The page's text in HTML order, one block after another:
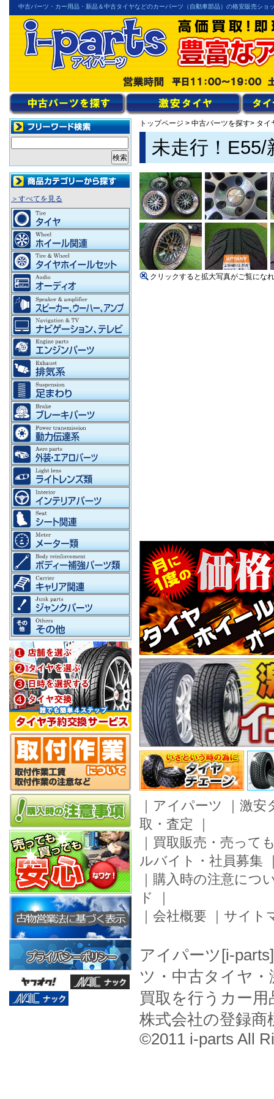
中古パーツ・カー用品・新品＆中古タイヤなどのカーパーツ（自動車部品）の格安販売ショ
トップページ > 中古パーツを探す> タイ
未走行！
クリックすると拡大写真がご覧にな
｜ アイパーツ ｜ 激安
取・査定 ｜
｜ 買取販売・売って
ルバイト・社員募集
｜ 購入時の注意につ
ド
｜
｜ 会社概要 ｜ サイト
アイパーツ[i-
ツ・中古タイヤ
買取を行うカー
株式会社の登録商
©2011 i-parts All
＞すべてを見る